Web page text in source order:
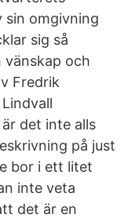
sin omgivning
sig så
vänskap och
Fredrik
det inte alls
på just
bor i ett litet
inte veta
det är en